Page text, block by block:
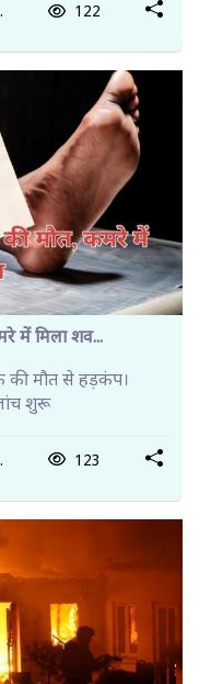
122
में मिला शव...
की मौत से हड़कंप।
शुरू
123